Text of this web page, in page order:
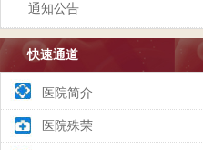
通知公告
快速通道
医院简介
医院殊荣